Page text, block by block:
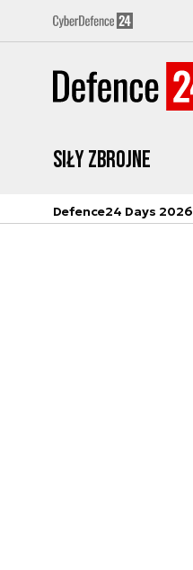
Siły zbrojne
Defence24 Days 2026